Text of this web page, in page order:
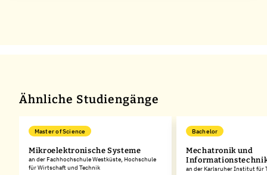
Ähnliche Studiengänge
Master of Science
Mikroelektronische Systeme
an der Fachhochschule Westküste, Hochschule
für Wirtschaft und Technik
Bachelor
Mechatronik und
an der Karlsruher Institut für